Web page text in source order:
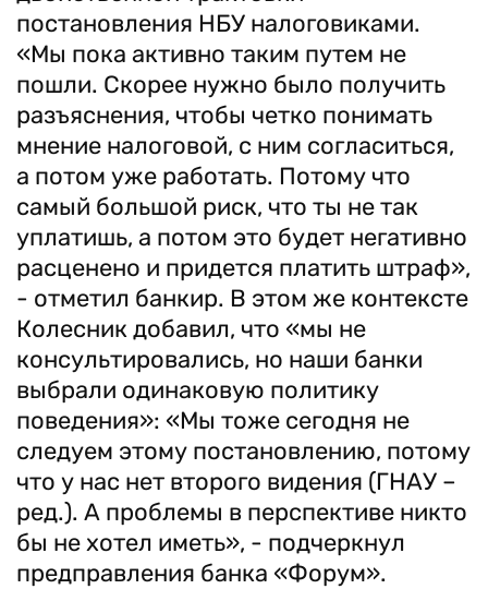
постановления НБУ налоговиками.
«Мы пока активно таким путем не
пошли. Скорее нужно было получить
разъяснения, чтобы четко понимать
мнение налоговой, с ним согласиться,
а потом уже работать. Потому что
самый большой риск, что ты не так
уплатишь, а потом это будет негативно
расценено и придется платить штраф»,
- отметил банкир. В этом же контексте
Колесник добавил, что «мы не
консультировались, но наши банки
выбрали одинаковую политику
поведения»: «Мы тоже сегодня не
следуем этому постановлению, потому
что у нас нет второго видения (ГНАУ –
ред.). А проблемы в перспективе никто
бы не хотел иметь», - подчеркнул
предправления банка «Форум».